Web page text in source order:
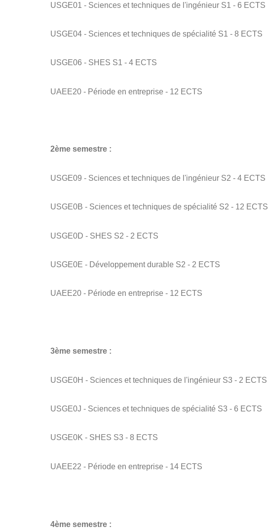
USGE01 - Sciences et techniques de l'ingénieur S1 - 6 ECTS
USGE04 - Sciences et techniques de spécialité S1 - 8 ECTS
USGE06 - SHES S1 - 4 ECTS
UAEE20 - Période en entreprise - 12 ECTS
2ème semestre :
USGE09 - Sciences et techniques de l'ingénieur S2 - 4 ECTS
USGE0B - Sciences et techniques de spécialité S2 - 12 ECTS
USGE0D - SHES S2 - 2 ECTS
USGE0E - Développement durable S2 - 2 ECTS
UAEE20 - Période en entreprise - 12 ECTS
3ème semestre :
USGE0H - Sciences et techniques de l'ingénieur S3 - 2 ECTS
USGE0J - Sciences et techniques de spécialité S3 - 6 ECTS
USGE0K - SHES S3 - 8 ECTS
UAEE22 - Période en entreprise - 14 ECTS
4ème semestre :